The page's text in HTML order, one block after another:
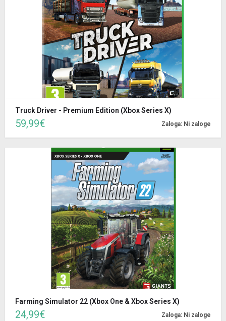
Truck Driver - Premium Edition (Xbox Series X)
59,99€ Zaloga: Ni zaloge
Farming Simulator 22 (Xbox One & Xbox Series X)
24,99€ Zaloga: Ni zaloge